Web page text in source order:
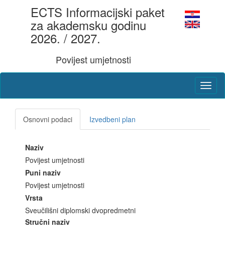
ECTS Informacijski paket
za akademsku godinu
2026. / 2027.
Povijest umjetnosti
Osnovni podaci Izvedbeni plan
Naziv
Povijest umjetnosti
Puni naziv
Povijest umjetnosti
Vrsta
Sveučilišni diplomski dvopredmetni
Stručni naziv